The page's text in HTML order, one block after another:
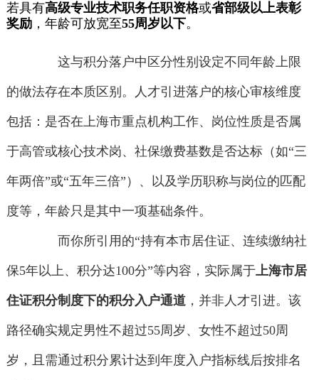
若具有高级专业技术职务任职资格或省部级以上表彰
奖励，年龄可放宽至55周岁以下。
这与积分落户中区分性别设定不同年龄上限
的做法存在本质区别。人才引进落户的核心审核维度
包括：是否在上海市重点机构工作、岗位性质是否属
于高管或核心技术岗、社保缴费基数是否达标（如“三
年两倍”或“五年三倍”）、以及学历职称与岗位的匹配
度等，年龄只是其中一项基础条件。
而你所引用的“持有本市居住证、连续缴纳社
保5年以上、积分达100分”等内容，实际属于上海市居
住证积分制度下的积分入户通道，并非人才引进。该
路径确实规定男性不超过55周岁、女性不超过50周
岁，且需通过积分累计达到年度入户指标线后按排名